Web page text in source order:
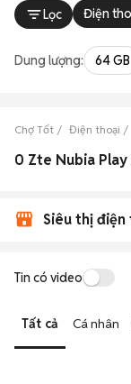
Lọc Điện
Dung lượng: 64 GB
Chợ Tốt Điện thoại
0 Zte Nubia Play
Siêu thị điện
Tin có video
Tất cả Cá nhân